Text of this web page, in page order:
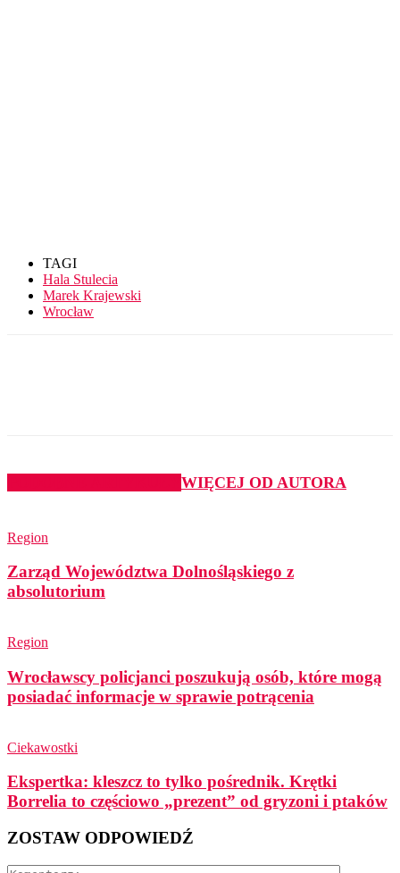
TAGI
Hala Stulecia
Marek Krajewski
Wrocław
WIĘCEJ OD AUTORA
Region
Zarząd Województwa Dolnośląskiego z
absolutorium
Region
Wrocławscy policjanci poszukują osób, które mogą
posiadać informacje w sprawie potrącenia
Ciekawostki
Ekspertka: kleszcz to tylko pośrednik. Krętki
Borrelia to częściowo „prezent” od gryzoni i ptaków
ZOSTAW ODPOWIEDŹ